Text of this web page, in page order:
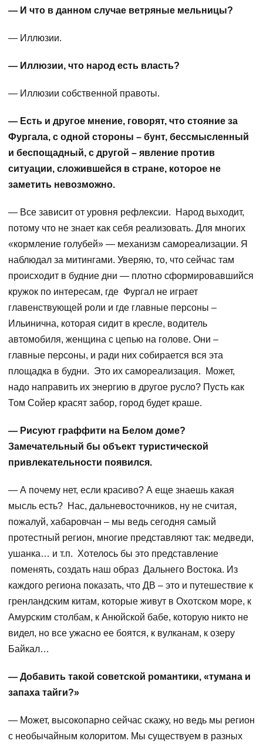
— И что в данном случае ветряные мельницы?
— Иллюзии.
— Иллюзии, что народ есть власть?
— Иллюзии собственной правоты.
— Есть и другое мнение, говорят, что стояние за
Фургала, с одной стороны – бунт, бессмысленный
и беспощадный, с другой – явление против
ситуации, сложившейся в стране, которое не
заметить невозможно.
— Все зависит от уровня рефлексии. Народ выходит,
потому что не знает как себя реализовать. Для многих
«кормление голубей» — механизм самореализации. Я
наблюдал за митингами. Уверяю, то, что сейчас там
происходит в будние дни — плотно сформировавшийся
кружок по интересам, где Фургал не играет
главенствующей роли и где главные персоны –
Ильинична, которая сидит в кресле, водитель
автомобиля, женщина с цепью на голове. Они –
главные персоны, и ради них собирается вся эта
площадка в будни. Это их самореализация. Может,
надо направить их энергию в другое русло? Пусть как
Том Сойер красят забор, город будет краше.
— Рисуют граффити на Белом доме?
Замечательный бы объект туристической
привлекательности появился.
— А почему нет, если красиво? А еще знаешь какая
мысль есть? Нас, дальневосточников, ну не считая,
пожалуй, хабаровчан – мы ведь сегодня самый
протестный регион, многие представляют так: медведи,
ушанка… и т.п. Хотелось бы это представление
поменять, создать наш образ Дальнего Востока. Из
каждого региона показать, что ДВ – это и путешествие к
гренландским китам, которые живут в Охотском море, к
Амурским столбам, к Анюйской бабе, которую никто не
видел, но все ужасно ее боятся, к вулканам, к озеру
Байкал…
— Добавить такой советской романтики, «тумана и
запаха тайги?»
— Может, высокопарно сейчас скажу, но ведь мы регион
с необычайным колоритом. Мы существуем в разных